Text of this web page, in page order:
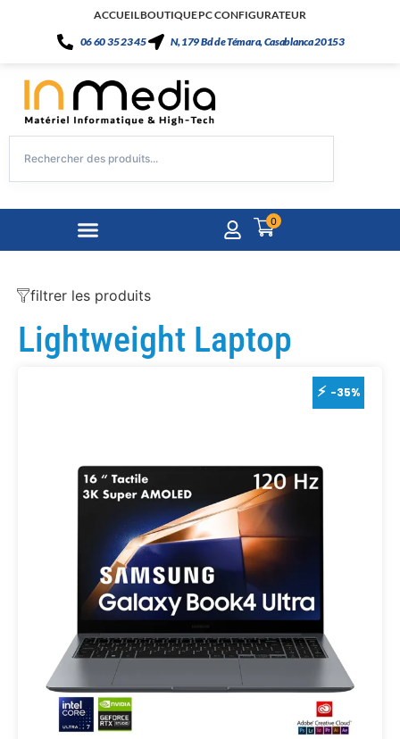
ACCUEILBOUTIQUEPC CONFIGURATEUR
06 60 35 23 45
N, 179 Bd de Témara, Casablanca 20153
0
filtrer les produits
Lightweight Laptop
-35%